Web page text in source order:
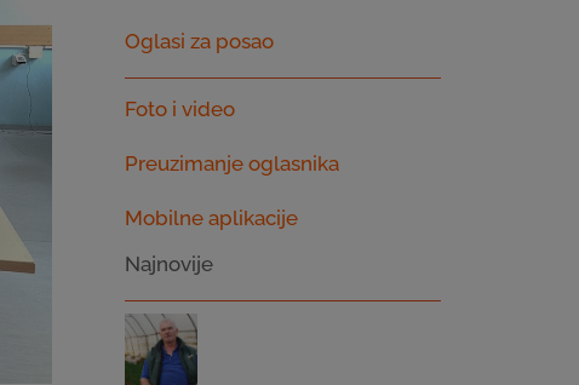
Oglasi za posao
Foto i video
Preuzimanje oglasnika
Mobilne aplikacije
Najnovije